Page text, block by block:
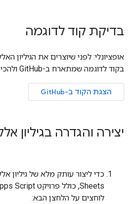
בדיקת קוד לדוגמה
אופציונלי: לפני שיוצרים את הגיליון
בקוד לדוגמה שמתארח ב-GitHub ולהכיר אותו.
הצגת הקוד ב-GitHub
יצירה והגדרה בגיליון
כדי ליצור עותק מלא של גיליון
לוחצים על הלחצן הבא: